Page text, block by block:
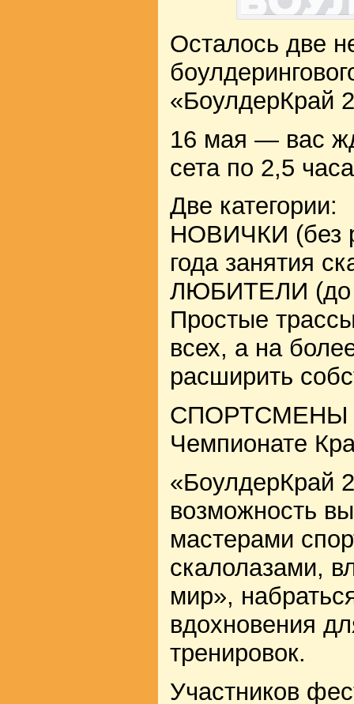
Осталось две
«БоулдерКрай
16 мая — вас
сета по 2,5 часа
Две категории:
НОВИЧКИ (без
года занятия
ЛЮБИТЕЛИ (до
Простые
всех, а на
расширить
СПОРТСМЕНЫ
Чемпионате
«БоулдерКрай
возможность
мастерами
скалолазами,
мир»,
вдохновения
тренировок.
Участников